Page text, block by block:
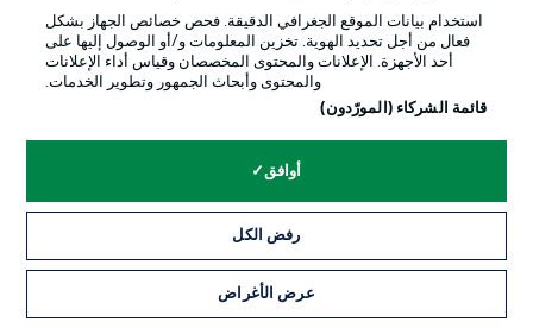
© 2026 Bundesliga-Gruppe GmbH
وضع شاشة العرض
استخدام بيانات الموقع الجغرافي الدقيقة. فحص خصائص الجهاز بشكل
فعال من أجل تحديد الهوية. تخزين المعلومات و/أو الوصول إليها على
أحد الأجهزة. الإعلانات والمحتوى المخصصان وقياس أداء الإعلانات
والمحتوى وأبحاث الجمهور وتطوير الخدمات.
قائمة الشركاء (المورّدون)
أوافق
رفض الكل
عرض الأغراض